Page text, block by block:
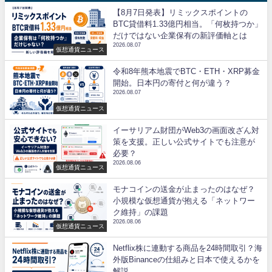
仮想通貨ニュース
【8月7日発表】リミックスポイントの
BTC貸借料1.33億円相当。「何枚持つか」
だけではない企業保有の新評価軸とは
2026.08.07
仮想通貨ニュース
令和8年熊本地震でBTC・ETH・XRP募金
開始。日本円の寄付と何が違う？
2026.08.07
仮想通貨ニュース
イーサリアム財団がWeb3の画面改ざん対
策を支援。正しい公式サイトでも注意が
必要？
2026.08.06
仮想通貨ニュース
モナコインの送金が止まったのはなぜ？
小規模な仮想通貨が抱える「ネットワー
ク維持」の課題
2026.08.06
Netflix株に連動する商品を24時間取引？海
外版Binanceの仕組みと日本で使えるかを